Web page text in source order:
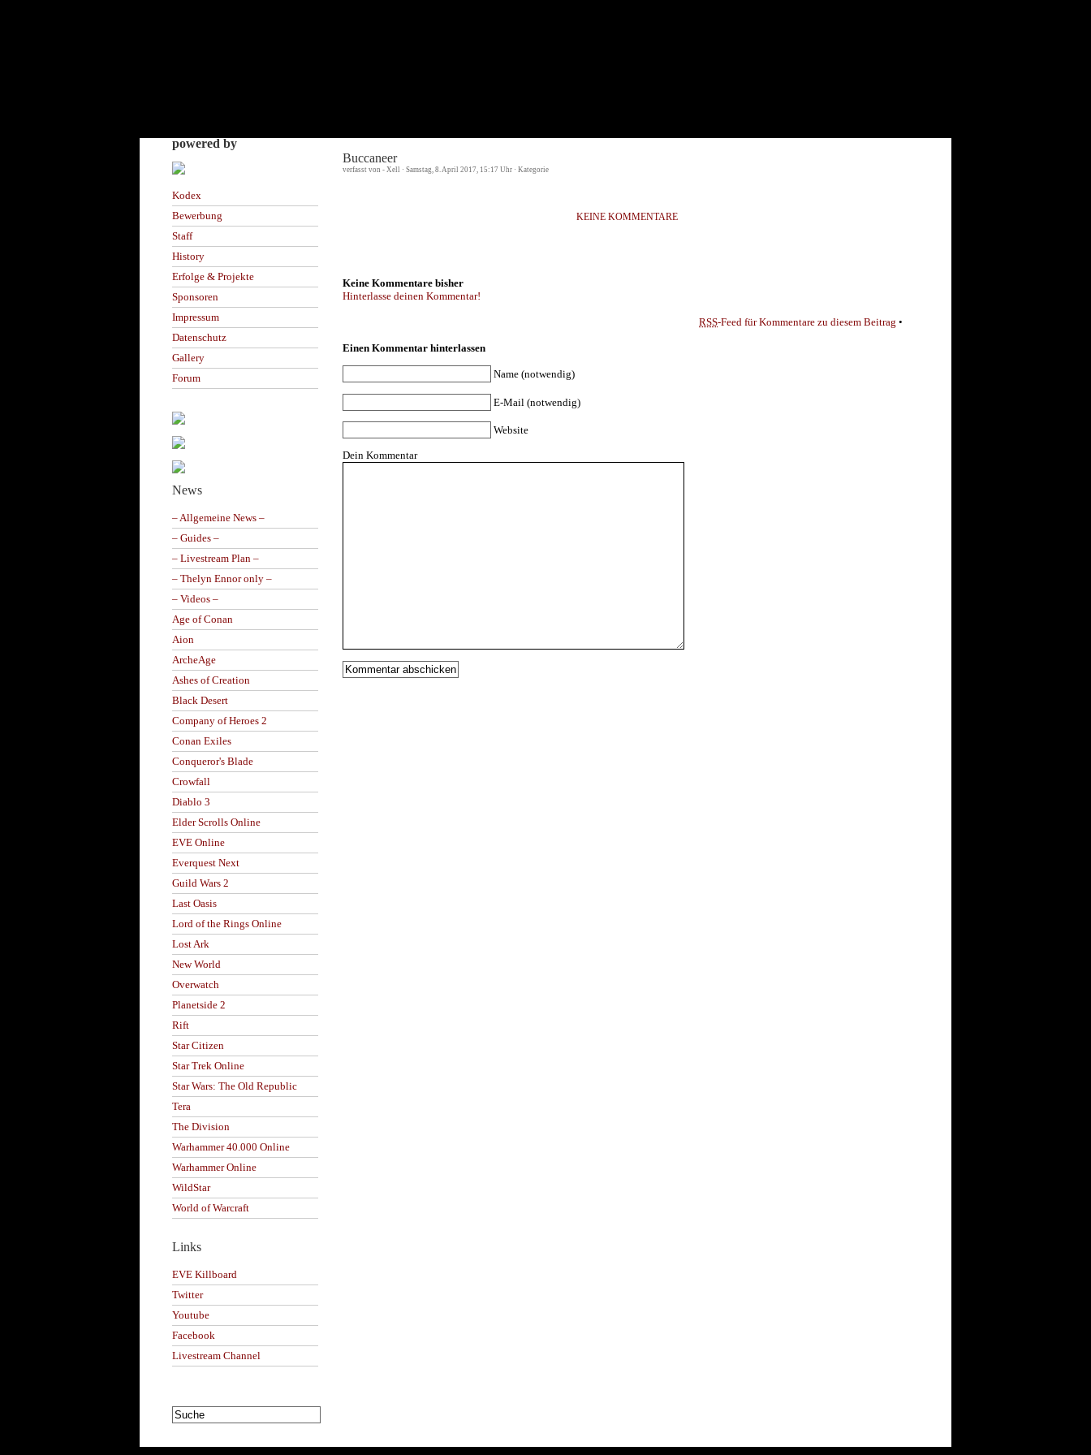
powered by
Kodex
Bewerbung
Staff
History
Erfolge & Projekte
Sponsoren
Impressum
Datenschutz
Gallery
Forum
News
– Allgemeine News –
– Guides –
– Livestream Plan –
– Thelyn Ennor only –
– Videos –
Age of Conan
Aion
ArcheAge
Ashes of Creation
Black Desert
Company of Heroes 2
Conan Exiles
Conqueror's Blade
Crowfall
Diablo 3
Elder Scrolls Online
EVE Online
Everquest Next
Guild Wars 2
Last Oasis
Lord of the Rings Online
Lost Ark
New World
Overwatch
Planetside 2
Rift
Star Citizen
Star Trek Online
Star Wars: The Old Republic
Tera
The Division
Warhammer 40.000 Online
Warhammer Online
WildStar
World of Warcraft
Links
EVE Killboard
Twitter
Youtube
Facebook
Livestream Channel
Buccaneer
verfasst von - Xell · Samstag, 8. April 2017, 15:17 Uhr · Kategorie
KEINE KOMMENTARE
Keine Kommentare bisher
Hinterlasse deinen Kommentar!
RSS-Feed für Kommentare zu diesem Beitrag •
Einen Kommentar hinterlassen
Name (notwendig)
E-Mail (notwendig)
Website
Dein Kommentar